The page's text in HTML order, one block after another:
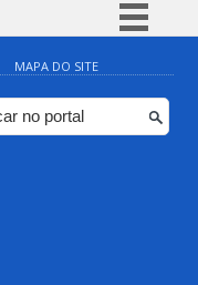
Simplifique!
Comunica BR
Participe
MAPA DO SITE